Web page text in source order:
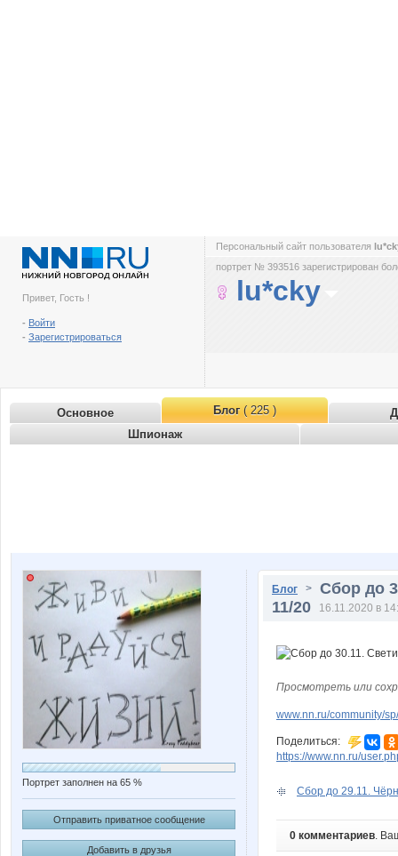
Привет, Гость !
- Войти
- Зарегистрироваться
Персональный сайт пользователя
портрет № 393516 зарегистрирован
lu*cky
Основное Блог( 225 )
Шпионаж
Портрет заполнен на 65 %
Отправить приватное сообщение
Добавить в друзья
Блог > Сбор до
11/20
16.11.2020 в
Просмотреть или
www.nn.ru/community/
Поделиться:
https://www.nn.ru/
Сбор до 29.11.
0 комментариев.